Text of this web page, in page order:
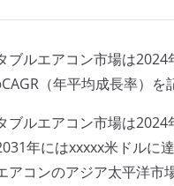
ブルエアコン市場は
（年平均成長率）
ブルエアコン市場は
年にはxxxxx米ドルに
アコンのアジア太平洋市